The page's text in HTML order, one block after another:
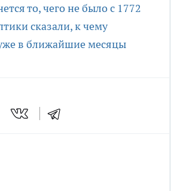
то, чего не было с 1772
сказали, к чему
в ближайшие месяцы